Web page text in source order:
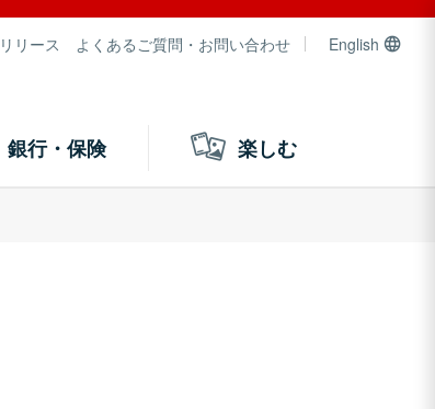
リース よくあるご質問・お問い合わせ English
銀行・保険 楽しむ